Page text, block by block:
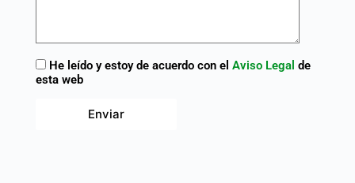
He leído y estoy de acuerdo con el Aviso Legal de
esta web